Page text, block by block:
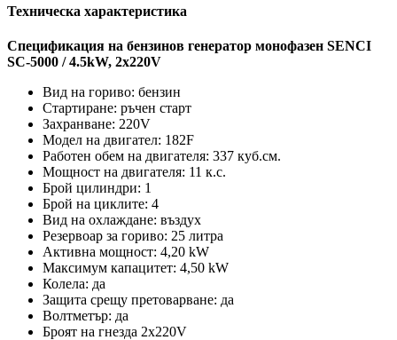
Техническа характеристика
Спецификация на бензинов генератор монофазен SENCI
SC-5000 / 4.5kW, 2x220V
Вид на гориво: бензин
Стартиране: ръчен старт
Захранване: 220V
Модел на двигател: 182F
Работен обем на двигателя: 337 куб.см.
Мощност на двигателя: 11 к.с.
Брой цилиндри: 1
Брой на циклите: 4
Вид на охлаждане: въздух
Резервоар за гориво: 25 литра
Активна мощност: 4,20 kW
Максимум капацитет: 4,50 kW
Колела: да
Защита срещу претоварване: да
Волтметър: да
Броят на гнезда 2x220V